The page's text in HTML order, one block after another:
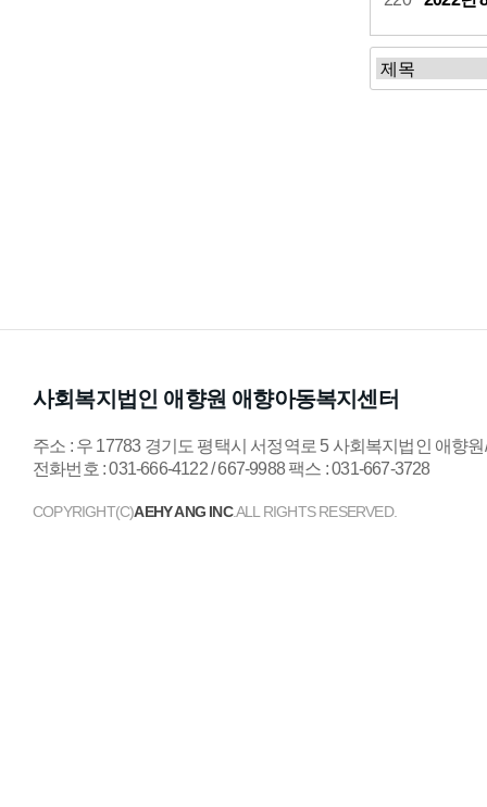
사회복지법인 애향원 애향아동복지센터
주소 : 우 17783 경기도 평택시 서정역로 5 사회복지법인 애향
전화번호 : 031-666-4122 / 667-9988 팩스 : 031-667-3728
COPYRIGHT(C)AEHY ANG INC.ALL RIGHTS RESERVED.